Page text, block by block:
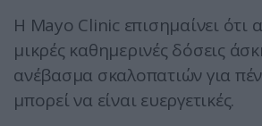
Η Mayo Clinic επισημαίνει ότι
μικρές καθημερινές δόσεις
ανέβασμα σκαλοπατιών για
μπορεί να είναι ευεργετικές.